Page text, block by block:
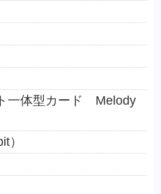
一体型カード Melody
）